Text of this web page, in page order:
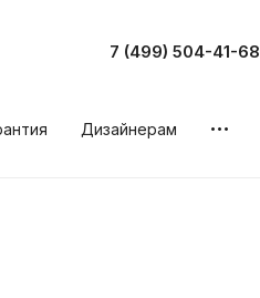
7 (499) 504-41-68
Дизайнерам